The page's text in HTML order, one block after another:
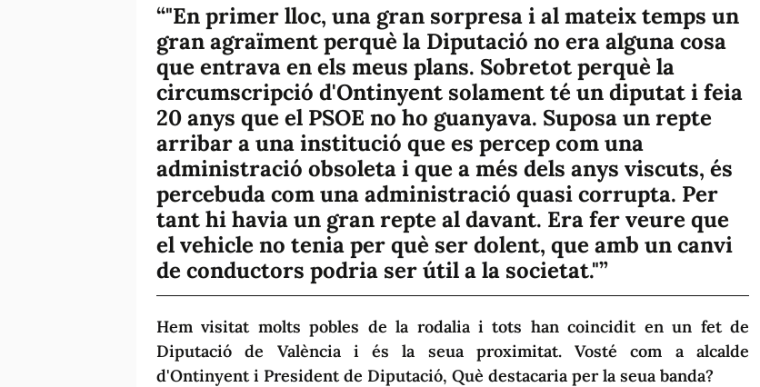
"En primer lloc, una gran sorpresa i al mateix temps un
gran agraïment perquè la Diputació no era alguna cosa
que entrava en els meus plans. Sobretot perquè la
circumscripció d'Ontinyent solament té un diputat i feia
20 anys que el PSOE no ho guanyava. Suposa un repte
arribar a una institució que es percep com una
administració obsoleta i que a més dels anys viscuts, és
percebuda com una administració quasi corrupta. Per
tant hi havia un gran repte al davant. Era fer veure que
el vehicle no tenia per què ser dolent, que amb un canvi
de conductors podria ser útil a la societat."
Hem visitat molts pobles de la rodalia i tots han coincidit en un fet de
Diputació de València i és la seua proximitat. Vosté com a alcalde
d'Ontinyent i President de Diputació, Què destacaria per la seua banda?